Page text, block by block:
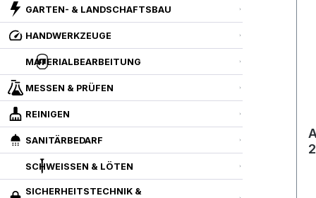
GARTEN- & LANDSCHAFTSBAU
HANDWERKZEUGE
MATERIALBEARBEITUNG
MESSEN & PRÜFEN
REINIGEN
SANITÄRBEDARF
SCHWEISSEN & LÖTEN
SICHERHEITSTECHNIK &